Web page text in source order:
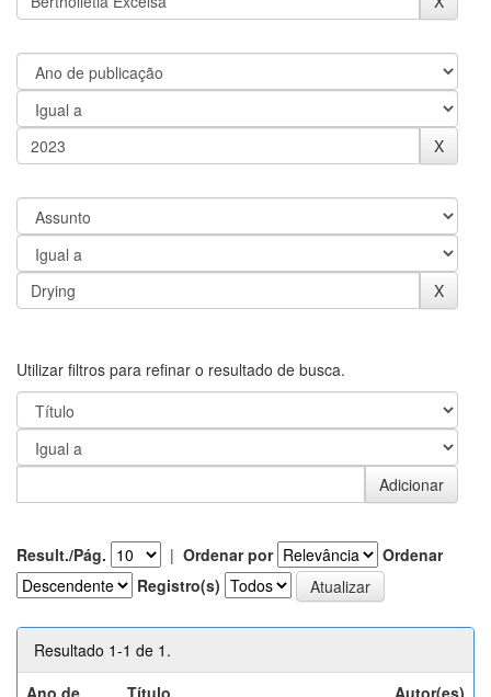
Utilizar filtros para refinar o resultado de busca.
Result./Pág. | Ordenar por
Ordenar
Registro(s)
Resultado 1-1 de 1.
Ano de
Título Autor(es)